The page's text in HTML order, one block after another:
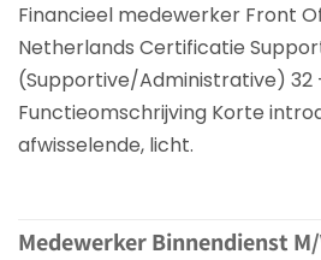
Financieel medewerker Front
Netherlands Certificatie
(Supportive/Administrative) 32
Functieomschrijving Korte
afwisselende, licht.
Medewerker Binnendienst